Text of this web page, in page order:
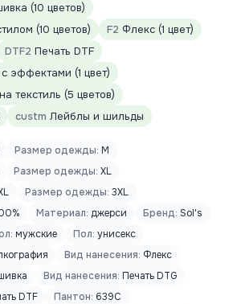
(10 цветов)
(10 цветов) F2 Флекс (1 цвет)
DTF2 Печать DTF
эффектами (1 цвет)
текстиль (5 цветов)
custm Лейблы и шильды
Размер одежды: M
Размер одежды: XL
Размер одежды: 3XL
Материал: джерси Бренд: Sol's
мужские Пол: унисекс
Вид нанесения: Флекс
Вид нанесения: Печать DTG
DTF Пантон: 639C